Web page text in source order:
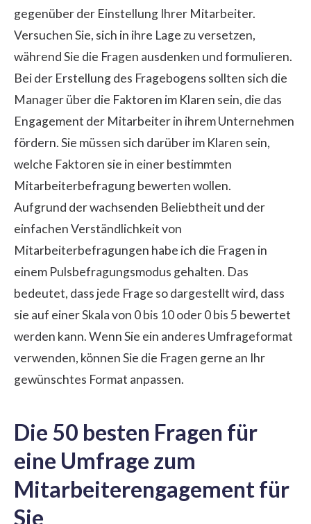
gegenüber der Einstellung Ihrer Mitarbeiter.
Versuchen Sie, sich in ihre Lage zu versetzen,
während Sie die Fragen ausdenken und formulieren.
Bei der Erstellung des Fragebogens sollten sich die
Manager über die Faktoren im Klaren sein, die das
Engagement der Mitarbeiter in ihrem Unternehmen
fördern. Sie müssen sich darüber im Klaren sein,
welche Faktoren sie in einer bestimmten
Mitarbeiterbefragungbewerten wollen.
Aufgrund der wachsenden Beliebtheit und der
einfachen Verständlichkeit von
Mitarbeiterbefragungen habe ich die Fragen in
einem Pulsbefragungsmodus gehalten. Das
bedeutet, dass jede Frage so dargestellt wird, dass
sie auf einer Skala von 0 bis 10 oder 0 bis 5 bewertet
werden kann. Wenn Sie ein anderes Umfrageformat
verwenden, können Sie die Fragen gerne an Ihr
gewünschtes Format anpassen.
Die 50 besten Fragen für
eine Umfrage zum
Mitarbeiterengagement für
Sie